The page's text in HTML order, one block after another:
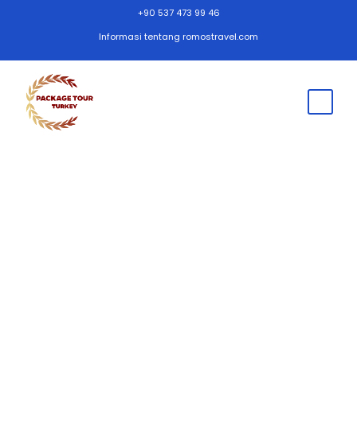
+90 537 473 99 46
Informasi tentang romostravel.com